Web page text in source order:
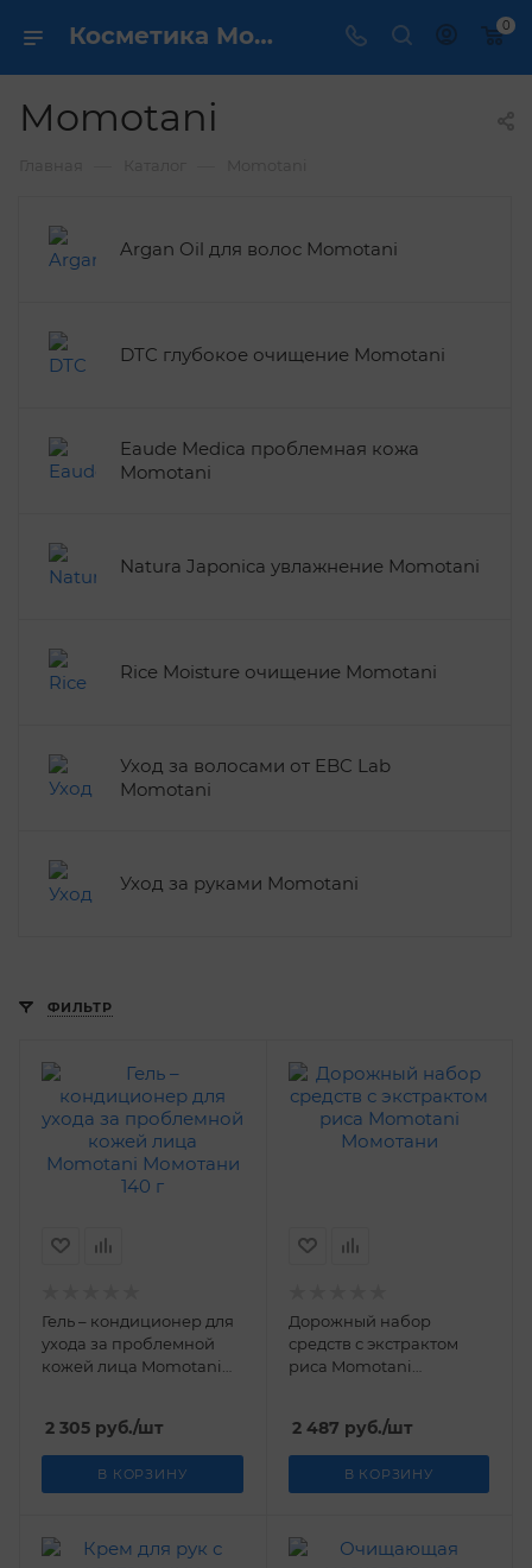
Косметика Momotani 0
Momotani
Argan Oil для волос Momotani
DTC глубокое очищение Momotani
Eaude Medica проблемная кожа
Momotani
Natura Japonica увлажнение Momotani
Rice Moisture очищение Momotani
Уход за волосами от EBC Lab
Momotani
Уход за руками Momotani
ФИЛЬТР
Гель – кондиционер для
ухода за проблемной
кожей лица Momotani
2 305 руб./шт
В КОРЗИНУ
Дорожный набор
средств с экстрактом
риса Momotani
2 487 руб./шт
В КОРЗИНУ